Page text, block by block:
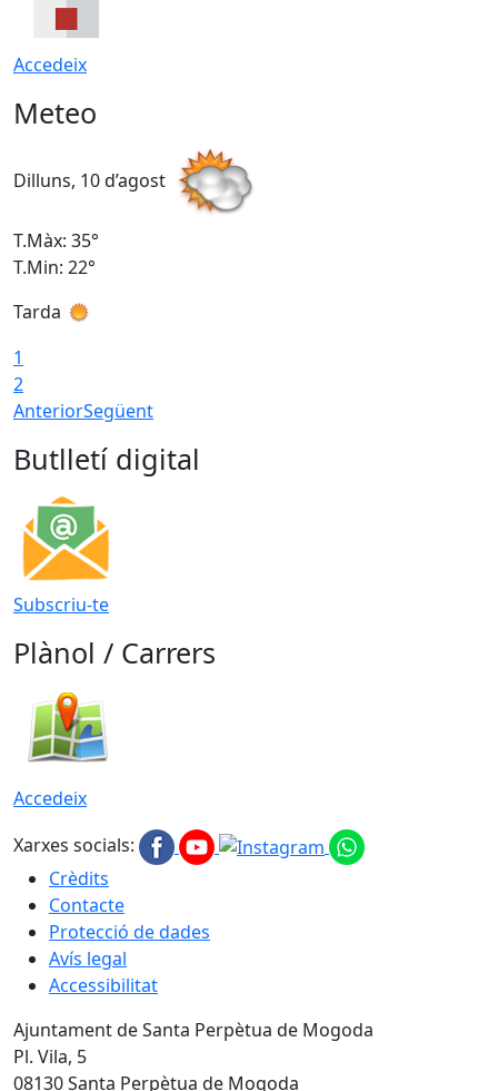
Accedeix
Meteo
Dilluns, 10 d’agost
T.Màx: 35°
T.Min: 22°
Tarda
1
2
AnteriorSegüent
Butlletí digital
Subscriu-te
Plànol / Carrers
Accedeix
Xarxes socials:
Crèdits
Contacte
Protecció de dades
Avís legal
Accessibilitat
Ajuntament de Santa Perpètua de Mogoda
Pl. Vila, 5
08130 Santa Perpètua de Mogoda